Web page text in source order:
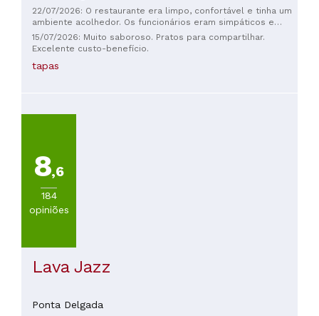
22/07/2026: O restaurante era limpo, confortável e tinha um
ambiente acolhedor. Os funcionários eram simpáticos e
especialmente atenciosos com crianças, o que o torna um
ótimo lugar para famílias. As tapas eram sempre boas,
geral, é um restaurante que eu definitivamente
15/07/2026: Muito saboroso. Pratos para compartilhar.
Excelente custo-benefício.
tapas
8,6
184
opiniões
Lava Jazz
Ponta Delgada